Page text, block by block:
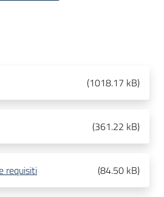
(1018.17 kB)
(361.22 kB)
requisiti (84.50 kB)